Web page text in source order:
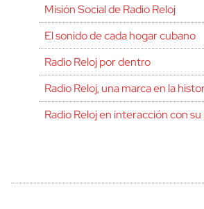
Misión Social de Radio Reloj
El sonido de cada hogar cubano
Radio Reloj por dentro
Radio Reloj, una marca en la
Radio Reloj en interacción con